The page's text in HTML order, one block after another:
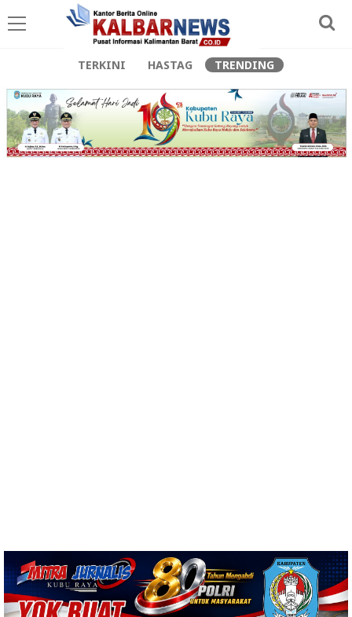
TERKINI HASTAG TRENDING